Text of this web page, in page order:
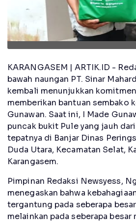
KARANGASEM | ARTIK.ID -
bawah naungan PT. Sinar
kembali menunjukkan
memberikan bantuan sembako
Gunawan. Saat ini, I Made
puncak bukit Pule yang jauh
tepatnya di Banjar Dinas
Duda Utara, Kecamatan Selat,
Karangasem.
Pimpinan Redaksi Newsyess,
menegaskan bahwa
tergantung pada seberapa
melainkan pada seberapa besar